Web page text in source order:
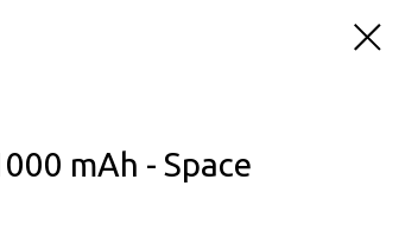
mAh - Space